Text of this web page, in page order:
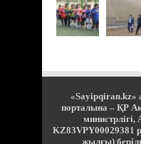
«Sayipqiran.kz»
порталына – ҚР
министрлігі,
KZ83VPY00029381
жылғы)